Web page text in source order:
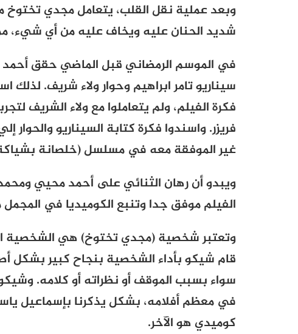
وبعد عملية نقل القلب، يتعامل مجدي
شديد الحنان عليه ويخاف عليه من أي شيء،
في الموسم الرمضاني قبل الماضي حقق
سيناريو تامر ابراهيم وحوار ولاء شريف. لذلك
فكرة الفيلم، ولم يتعاملوا مع ولاء الشريف
فريزر. واسندوا فكرة كتابة السيناريو
غير الموفقة معه في مسلسل (خلصانة
ويبدو أن رهان الثنائي على أحمد محيي
الفيلم موفق جدا وتنبع الكوميديا في
وتعتبر شخصية (مجدي تختوخ) هي الشخصية
قام شيكو بأداء الشخصية بنجاح كبير
سواء بسبب الموقف أو نظراته أو كلامه.
في معظم أفلامه، بشكل يذكرنا بإسماعيل
كوميدي هو الآخر.